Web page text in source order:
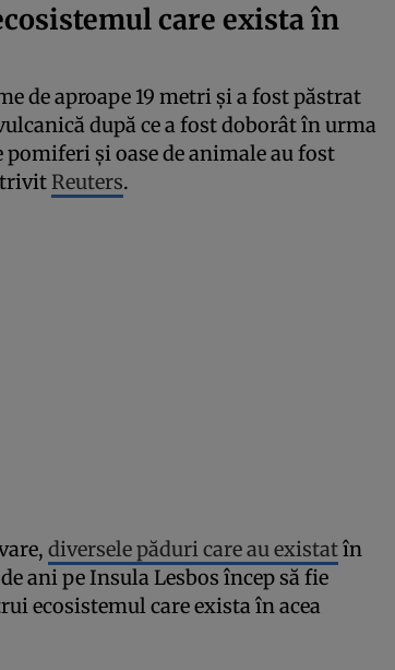
care exista în
de aproape 19 metri și a fost păstrat
după ce a fost doborât în urma
și oase de animale au fost
Reuters.
diversele păduri care au existatîn
ani pe Insula Lesbos încep să fie
ecosistemul care exista în acea